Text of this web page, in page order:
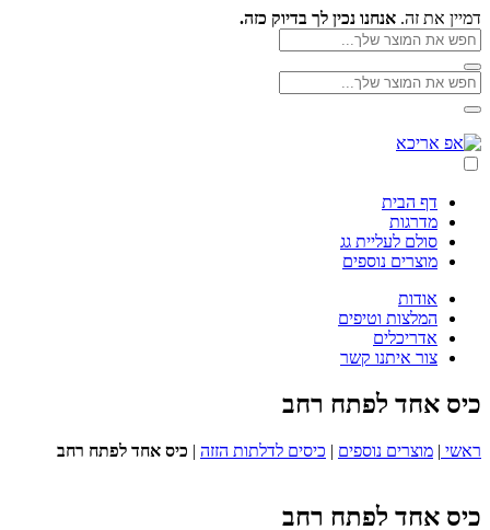
Skip
to
content
דמיין את זה. אנחנו נכין לך בדיוק כזה.
חפש
את
המוצר
שלך
חפש
את
המוצר
חפש
את
המוצר
שלך
חפש
את
המוצר
שלך
אריכא
דף הבית
מדרגות
סולם לעליית גג
מוצרים נוספים
אודות
המלצות וטיפים
אדריכלים
צור איתנו קשר
כיס אחד לפתח רחב
ראשי | מוצרים נוספים | כיסים לדלתות הזזה | כיס אחד לפתח רחב
כיס אחד לפתח רחב